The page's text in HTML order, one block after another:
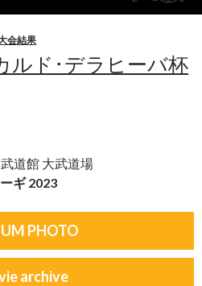
会結果
ルド･デラヒーバ杯
道館 大武道場
ギ 2023
PHOTO
archive